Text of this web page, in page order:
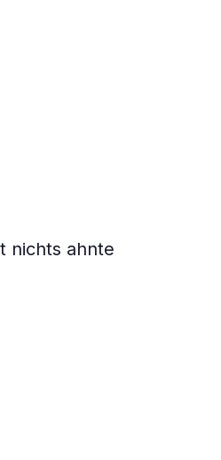
nichts ahnte